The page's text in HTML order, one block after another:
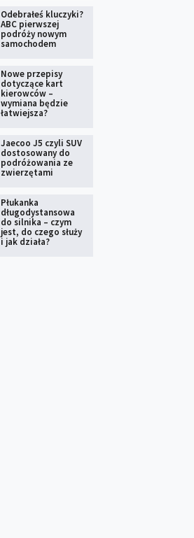
Odebrałeś kluczyki?
ABC pierwszej
podróży nowym
samochodem
Nowe przepisy
dotyczące kart
kierowców –
wymiana będzie
łatwiejsza?
Jaecoo J5 czyli SUV
dostosowany do
podróżowania ze
zwierzętami
Płukanka
długodystansowa
do silnika – czym
jest, do czego służy
i jak działa?